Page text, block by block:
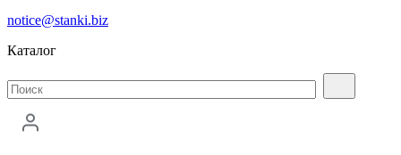
notice@stanki.biz
Каталог